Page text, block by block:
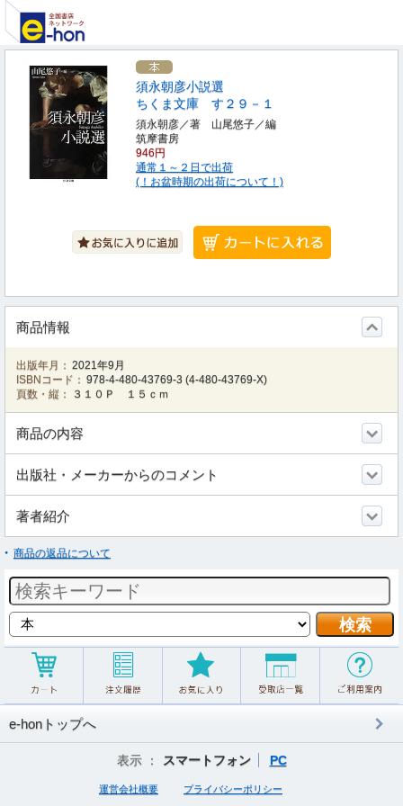
須永朝彦小説選
ちくま文庫 す２９－１
須永朝彦／著 山尾悠子／編
筑摩書房
946円
通常１～２日で出荷
(！お盆時期の出荷について！)
商品情報
出版年月： 2021年9月
ISBNコード： 978-4-480-43769-3 (4-480-43769-X)
頁数・縦：
３１０Ｐ １５ｃｍ
商品の内容
出版社・メーカーからのコメント
著者紹介
商品の返品について
e-honトップへ
表示 ： スマートフォン PC
運営会社概要 プライバシーポリシー